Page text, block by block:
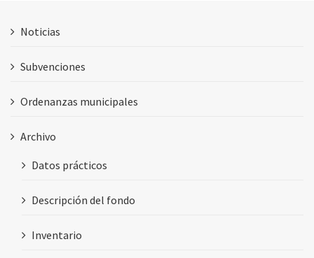
Noticias
Subvenciones
Ordenanzas municipales
Archivo
Datos prácticos
Descripción del fondo
Inventario